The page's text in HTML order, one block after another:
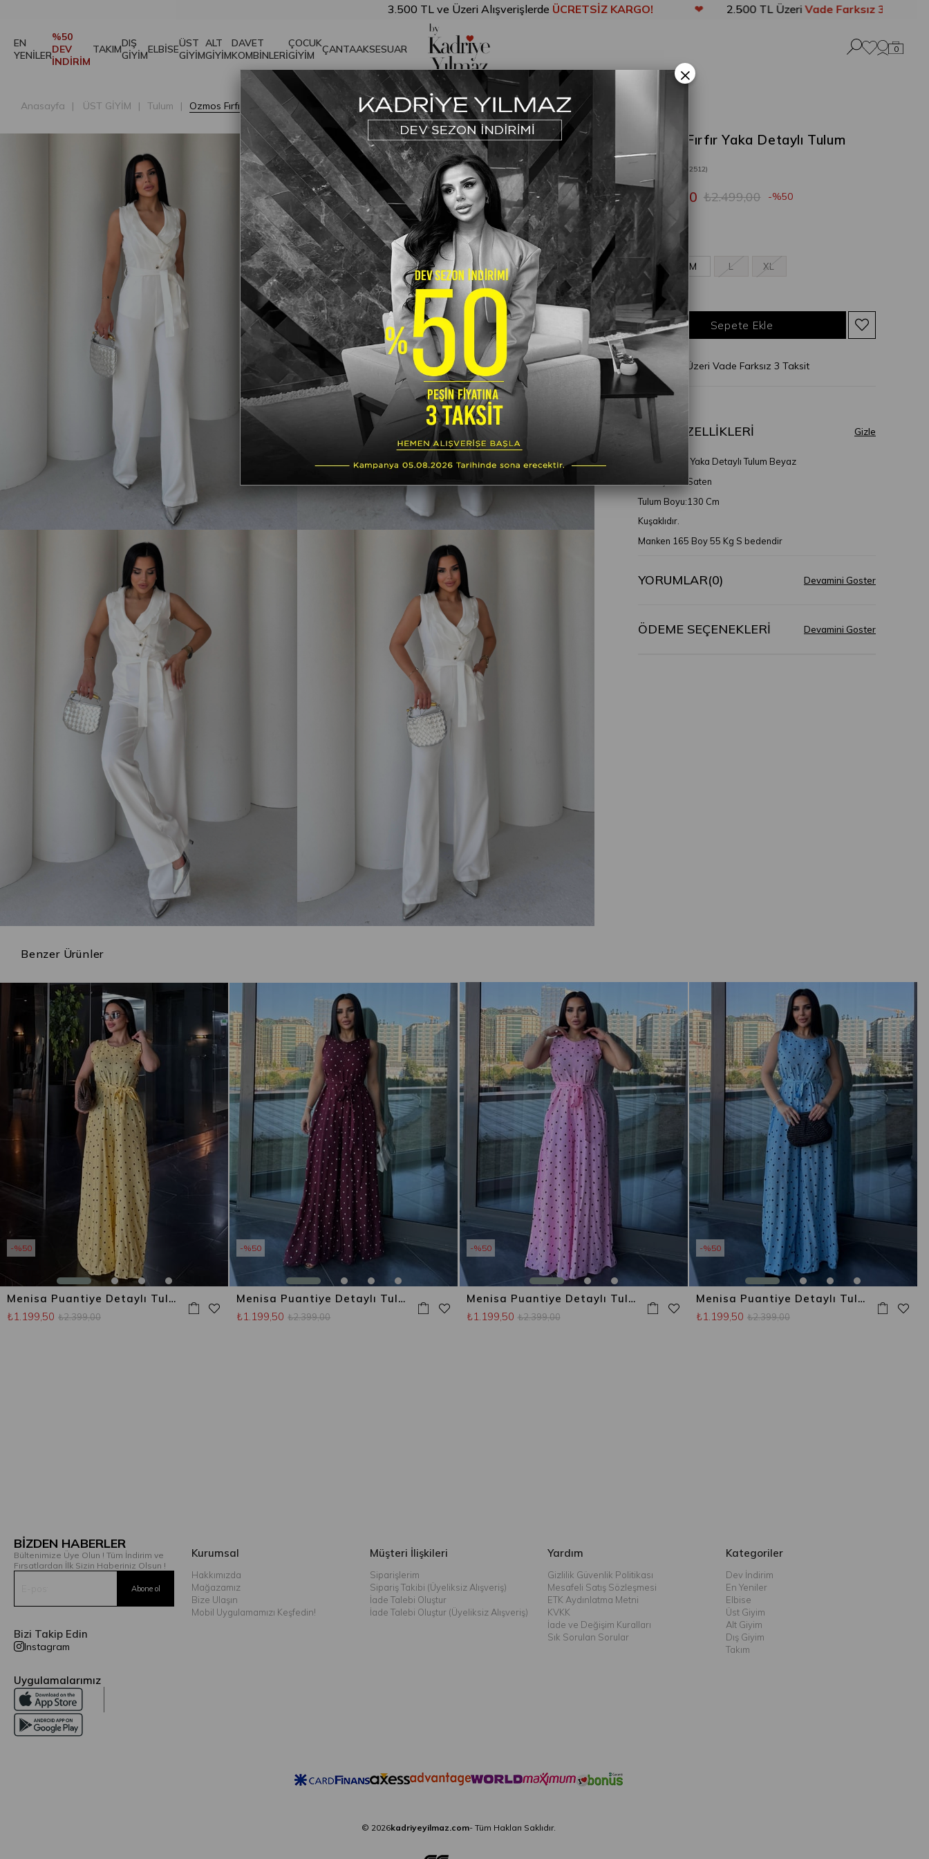
3.500 TL ve Üzeri AlışverişlerdeÜCRETSİZ KARGO! ❤ 2.500 TL ÜzeriVade Farksız 3 Taksit
EN
YENİLER
%50
DEV
İNDİRİM
TAKIMDIŞ
GİYİMELBİSEÜST
GİYİM
ALT
GİYİM
DAVET
KOMBİNLERİ
ÇOCUK
GİYİM
ÇANTAAKSESUAR 0
Anasayfa ÜST GİYİM Tulum Ozmos Fırfır Yaka Detaylı Tulum Beyaz
Ozmos Fırfır Yaka Detaylı Tulum
Beyaz
(202512)
₺2.499,00
₺1.249,50 50
S M L XL
* 2.500 TL Üzeri Vade Farksız 3 Taksit
ÜRÜN ÖZELLIKLERI
Ozmos Fırfır Yaka Detaylı Tulum Beyaz
Kumaş Türü:Saten
Tulum Boyu:130 Cm
Kuşaklıdır.
Manken 165 Boy 55 Kg S bedendir
YORUMLAR(0)
ÖDEME SEÇENEKLERI
Benzer Ürünler
Menisa Puantiye Detaylı Tulum Sarı
₺1.199,50 ₺2.399,00
%50
Menisa Puantiye Detaylı Tulum Bordo
₺1.199,50 ₺2.399,00
%50
Menisa Puantiye Detaylı Tulum Pembe
₺1.199,50 ₺2.399,00
%50
Menisa Puantiye Detaylı Tulum Mavi
₺1.199,50 ₺2.399,00
%50
BİZDEN HABERLER
Bültenimize Üye Olun ! Tüm İndirim ve
Fırsatlardan İlk Sizin Haberiniz Olsun !
Bizi Takip Edin
Instagram
Uygulamalarımız
Kurumsal
Hakkımızda
Mağazamız
Bize Ulaşın
Mobil Uygulamamızı Keşfedin!
Müşteri İlişkileri
Siparişlerim
Sipariş Takibi (Üyeliksiz Alışveriş)
İade Talebi Oluştur
İade Talebi Oluştur (Üyeliksiz Alışveriş)
Yardım
Gizlilik Güvenlik Politikası
Mesafeli Satış Sözleşmesi
ETK Aydınlatma Metni
KVKK
İade ve Değişim Kuralları
Sık Sorulan Sorular
Kategoriler
Dev İndirim
En Yeniler
Elbise
Üst Giyim
Alt Giyim
Dış Giyim
Takım
© 2026kadriyeyilmaz.com- Tüm Hakları Saklıdır.
×